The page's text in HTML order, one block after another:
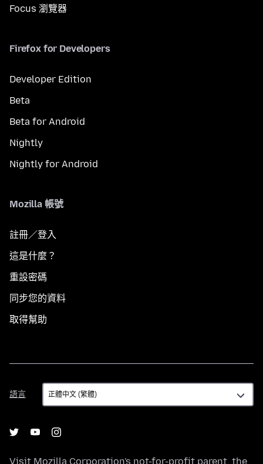
Focus 瀏覽器
Firefox for Developers
Developer Edition
Beta
Beta for Android
Nightly
Nightly for Android
Mozilla 帳號
註冊／登入
這是什麼？
重設密碼
同步您的資料
取得幫助
語言
語
言
Visit Mozilla Corporation's not-for-profit parent, the